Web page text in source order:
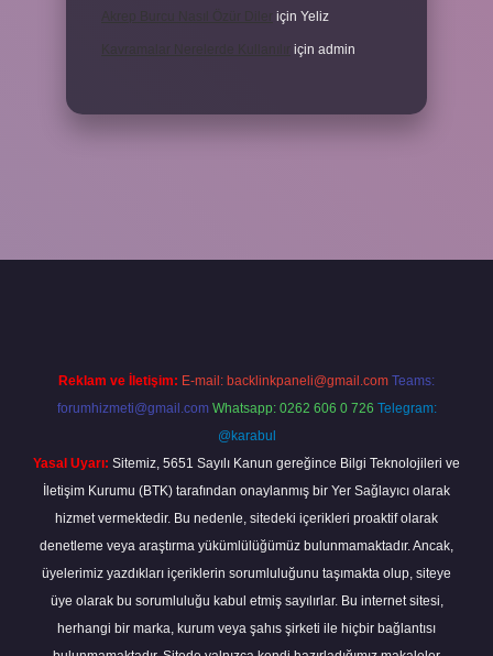
Akrep Burcu Nasıl Özür Diler için Yeliz
için admin
Reklam ve İletişim: E-mail: backlinkpaneli@gmail.com Teams:
forumhizmeti@gmail.com Whatsapp: 0262 606 0 726 Telegram:
@karabul
Yasal Uyarı: Sitemiz, 5651 Sayılı Kanun gereğince Bilgi Teknolojileri ve
İletişim Kurumu (BTK) tarafından onaylanmış bir Yer Sağlayıcı olarak
hizmet vermektedir. Bu nedenle, sitedeki içerikleri proaktif olarak
denetleme veya araştırma yükümlülüğümüz bulunmamaktadır. Ancak,
üyelerimiz yazdıkları içeriklerin sorumluluğunu taşımakta olup, siteye
üye olarak bu sorumluluğu kabul etmiş sayılırlar. Bu internet sitesi,
herhangi bir marka, kurum veya şahıs şirketi ile hiçbir bağlantısı